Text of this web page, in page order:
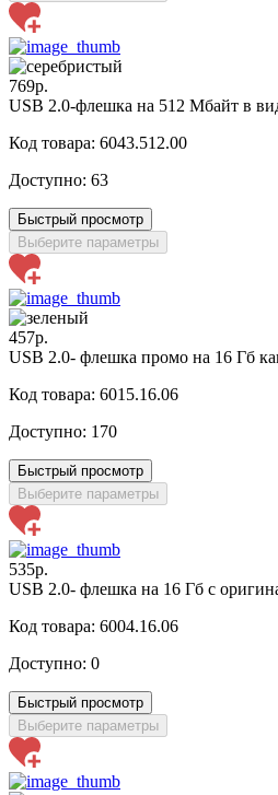
769р.
USB 2.0-флешка на 512 Мбайт в
Код товара: 6043.512.00
Доступно: 63
Быстрый просмотр
Выберите параметры
457р.
USB 2.0- флешка промо на 16 Гб
Код товара: 6015.16.06
Доступно: 170
Быстрый просмотр
Выберите параметры
535р.
USB 2.0- флешка на 16 Гб с
Код товара: 6004.16.06
Доступно: 0
Быстрый просмотр
Выберите параметры